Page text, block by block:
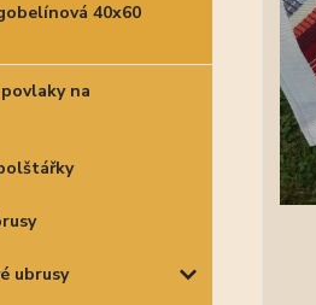
40x60
na
ubrusy